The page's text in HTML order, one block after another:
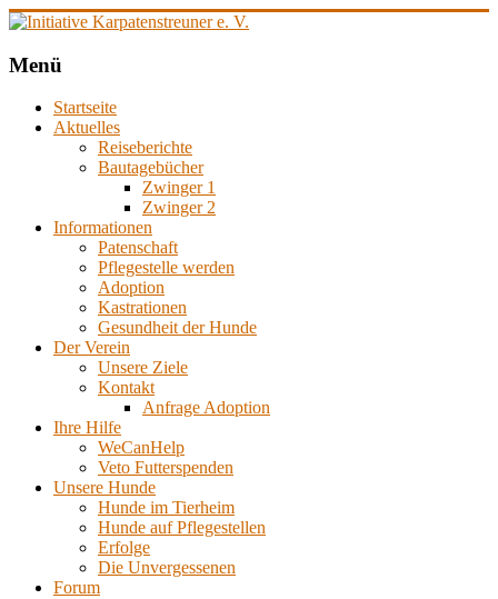
Zum
springen
Initiative
Tierschutz
Menü
Startseite
Aktuelles
Reiseberichte
Bautagebücher
Zwinger 1
Zwinger 2
Informationen
Patenschaft
Pflegestelle werden
Adoption
Kastrationen
Gesundheit der Hunde
Der Verein
Unsere Ziele
Kontakt
Anfrage Adoption
Ihre Hilfe
WeCanHelp
Veto Futterspenden
Unsere Hunde
Hunde im Tierheim
Hunde auf Pflegestellen
Erfolge
Die Unvergessenen
Forum